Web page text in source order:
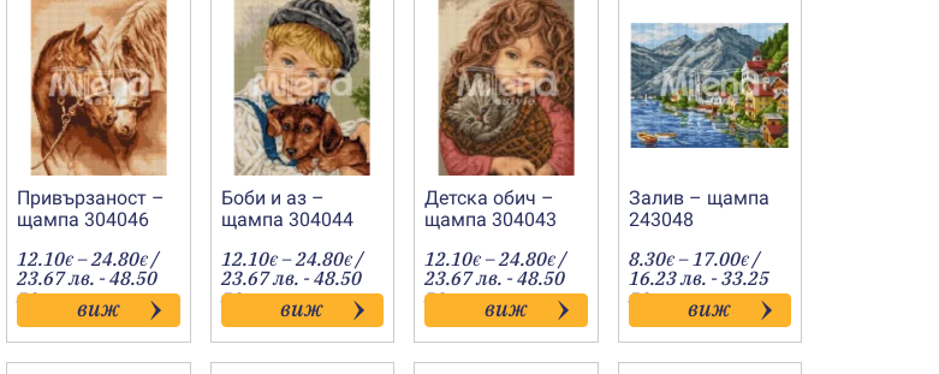
Привързаност –
щампа 304046
12.10€ –24.80€Price
range:
12.10€
through
24.80€
/
23.67 лв. - 48.50
лв. виж
Боби и аз –
щампа 304044
12.10€ –24.80€Price
range:
12.10€
through
24.80€
/
23.67 лв. - 48.50
лв. виж
Детска обич –
щампа 304043
12.10€ –24.80€Price
range:
12.10€
through
24.80€
/
23.67 лв. - 48.50
лв. виж
Залив – щампа
243048
8.30€ –17.00€Price
range:
8.30€
through
17.00€
/
16.23 лв. - 33.25
лв. виж